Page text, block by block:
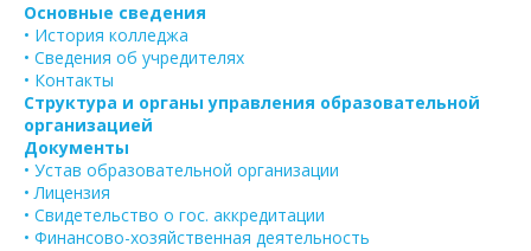
Основные сведения
• История колледжа
• Сведения об учредителях
• Контакты
Структура и органы управления образовательной
организацией
Документы
• Устав образовательной организации
• Лицензия
• Свидетельство о гос. аккредитации
• Финансово-хозяйственная деятельность